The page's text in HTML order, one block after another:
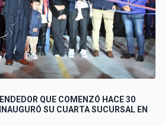
QUE COMENZÓ HACE 30
SU CUARTA SUCURSAL EN